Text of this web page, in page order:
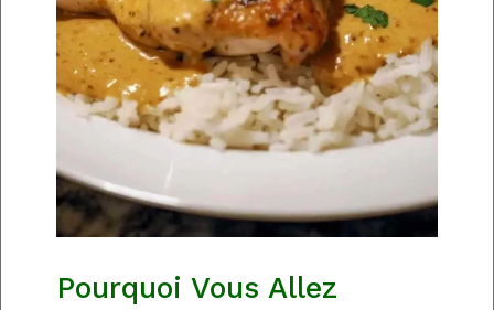
Pourquoi Vous Allez